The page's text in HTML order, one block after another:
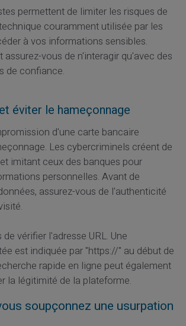
permettent de limiter les risques de
couramment utilisée par les
à vos informations sensibles.
assurez-vous de n'interagir qu'avec des
de confiance.
éviter le hameçonnage
d'une carte bancaire
Les cybercriminels créent de
imitant ceux des banques pour
personnelles. Avant de
assurez-vous de l'authenticité
vérifier l'adresse URL. Une
est indiquée par "https://" au début de
rapide en ligne peut également
la légitimité de la plateforme.
soupçonnez une usurpation